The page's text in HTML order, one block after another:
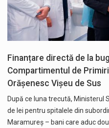
Finanțare directă de la
Compartimentul de
Orășenesc Vișeu de Sus
După ce luna trecută, Ministerul
de lei pentru spitalele din
Maramureș – bani care aduc